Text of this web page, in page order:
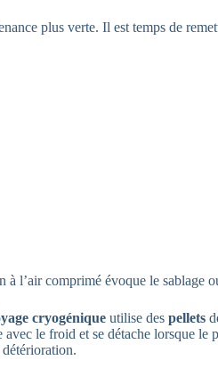
plus verte. Il est temps de
l’air comprimé évoque le sablage
cryogénique utilise des pellets
avec le froid et se détache lorsque